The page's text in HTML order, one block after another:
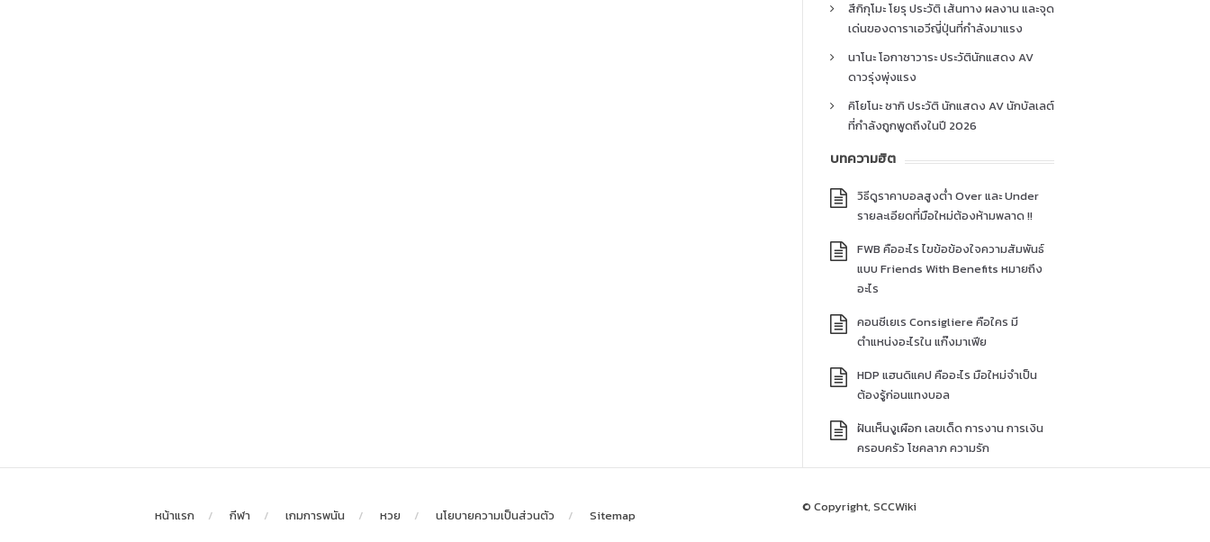
สึกิกุโมะ โยรุ ประวัติ เส้นทาง ผลงาน และจุด
เด่นของดาราเอวีญี่ปุ่นที่กำลังมาแรง
นาโนะ โอกาซาวาระ ประวัตินักแสดง AV
ดาวรุ่งพุ่งแรง
คิโยโนะ ซากิ ประวัติ นักแสดง AV นักบัลเลต์
ที่กำลังถูกพูดถึงในปี 2026
บทความฮิต
วิธีดูราคาบอลสูงต่ำ Over และ Under
รายละเอียดที่มือใหม่ต้องห้ามพลาด !!
FWB คืออะไร ไขข้อข้องใจความสัมพันธ์
แบบ Friends With Benefits หมายถึง
อะไร
คอนซีเยเร Consigliere คือใคร มี
ตำแหน่งอะไรใน แก๊งมาเฟีย
HDP แฮนดิแคป คืออะไร มือใหม่จำเป็น
ต้องรู้ก่อนแทงบอล
ฝันเห็นงูเผือก เลขเด็ด การงาน การเงิน
ครอบครัว โชคลาภ ความรัก
หน้าแรก กีฬา เกมการพนัน หวย นโยบายความเป็นส่วนตัว Sitemap
© Copyright, SCCWiki